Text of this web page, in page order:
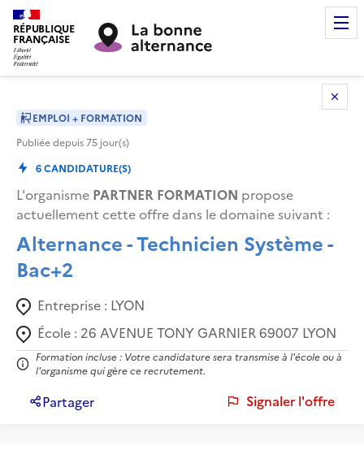
RÉPUBLIQUE
FRANÇAISE
EMPLOI + FORMATION
Publiée depuis75 jour(s)
6CANDIDATURE(S)
L'organisme PARTNER FORMATION propose
actuellement cette offre dans le domaine suivant :
Alternance - Technicien Système -
Bac+2
Entreprise : LYON
École : 26 AVENUE TONY GARNIER 69007 LYON
Formation incluse : Votre candidature sera transmise à l'école ou à
l'organisme qui gère ce recrutement.
Partager Signaler l'offre